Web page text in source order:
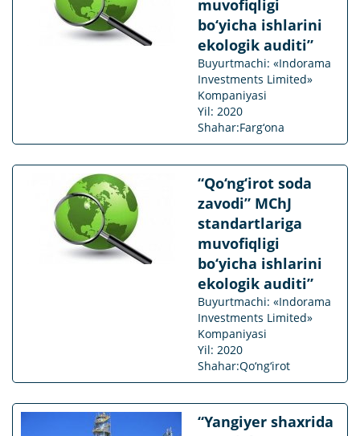
muvofiqligi
bo‘yicha ishlarini
ekologik auditi”
Buyurtmachi: «Indorama
Investments Limited»
Kompaniyasi
Yil: 2020
Shahar:Farg‘ona
“Qo‘ng‘irot soda
zavodi” MChJ
standartlariga
muvofiqligi
bo‘yicha ishlarini
ekologik auditi”
Buyurtmachi: «Indorama
Investments Limited»
Kompaniyasi
Yil: 2020
Shahar:Qo‘ng‘irot
“Yangiyer shaxrida